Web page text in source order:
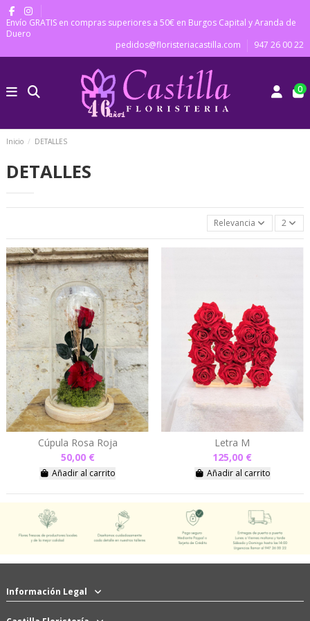
Envío GRATIS en compras superiores a 50€ en Burgos Capital y Aranda de
Duero
pedidos@floristeriacastilla.com
947 26 00 22
0
Inicio DETALLES
DETALLES
Relevancia 2
Cúpula Rosa Roja
50,00 €
Añadir al carrito
Letra M
125,00 €
Añadir al carrito
Información Legal